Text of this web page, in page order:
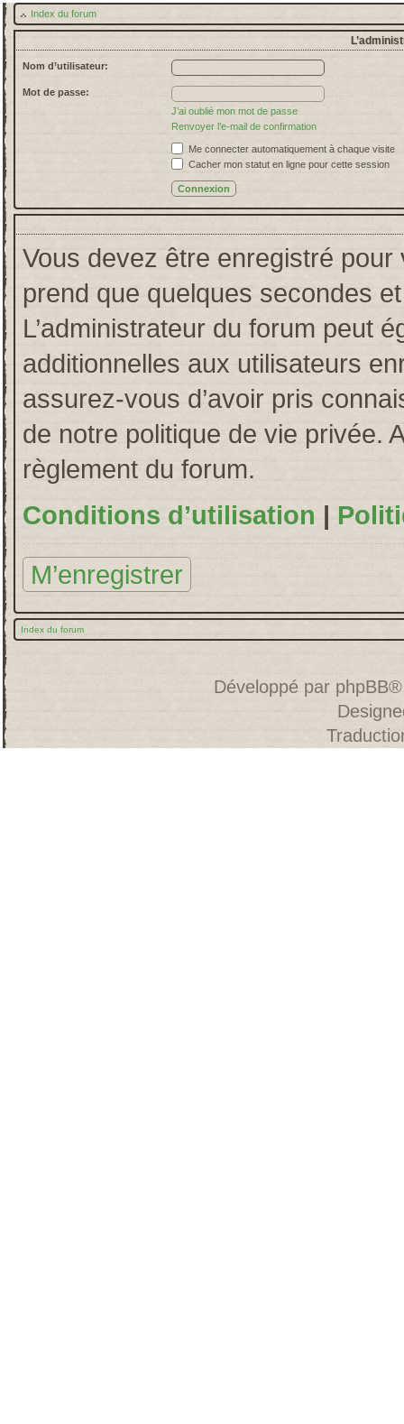
Index du forum
Nom d’utilisateur:
Mot de passe:
J’ai oublié mon mot de passe
Renvoyer l’e-mail de confirmation
Me connecter automatiquement à chaque visite
Cacher mon statut en ligne pour cette session
Vous devez être enregistré pour
prend que quelques secondes
L’administrateur du forum peut
additionnelles aux utilisateurs
assurez-vous d’avoir pris
de notre politique de vie privée.
règlement du forum.
Conditions d’utilisation |
M’enregistrer
Index du forum
Développé par phpBB®